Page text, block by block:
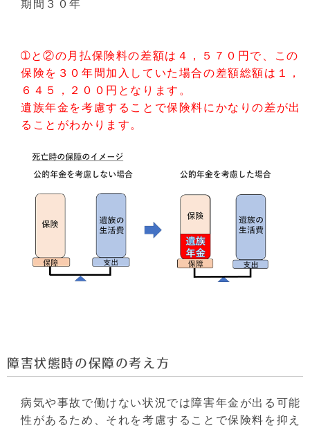
期間３０年
➀と②の月払保険料の差額は４，５７０円で、この
保険を３０年間加入していた場合の差額総額は１，
６４５，２００円となります。
遺族年金を考慮することで保険料にかなりの差が出
ることがわかります。
障害状態時の保障の考え方
病気や事故で働けない状況では障害年金が出る可能
性があるため、それを考慮することで保険料を抑え